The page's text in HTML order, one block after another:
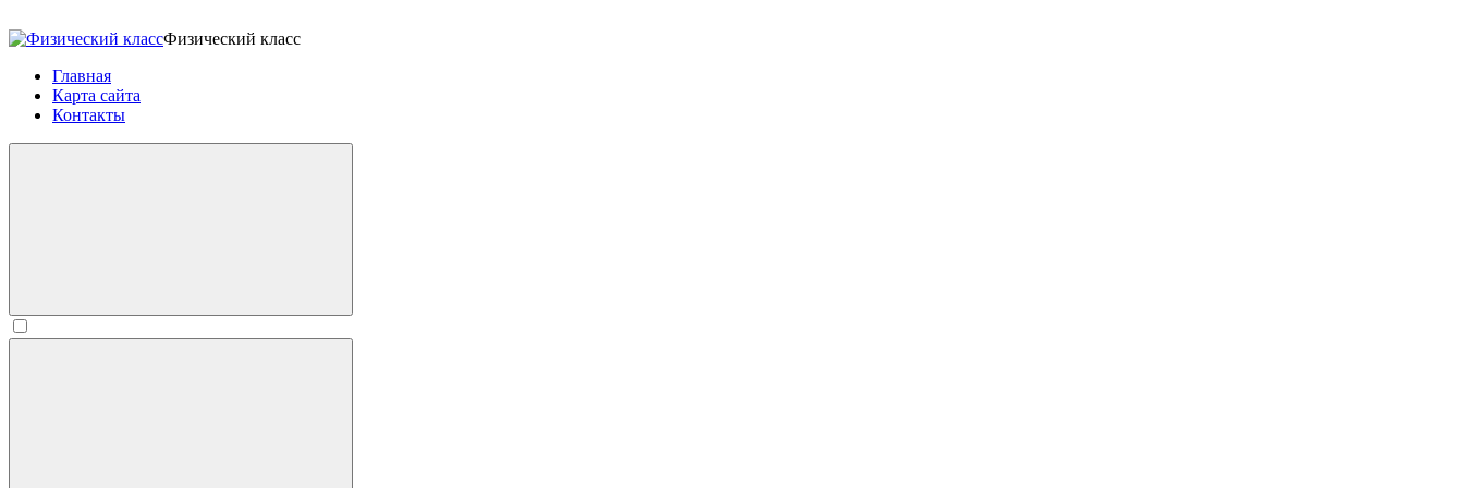
Физический класс
Главная
Карта сайта
Контакты